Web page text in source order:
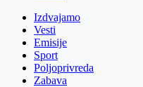
Izdvajamo
Vesti
Emisije
Sport
Poljoprivreda
Zabava